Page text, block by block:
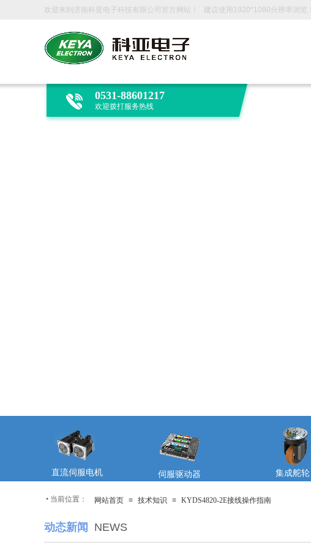
欢迎来到济南科亚电子科技有限公司官方网站！ 建议使用1920*1080分辨率浏览！
0531-88601217
欢迎拨打服务热线
集成舵轮
伺服驱动器
直流伺服电机
• 当前位置： 网站首页 ≡ 技术知识 ≡ KYDS4820-2E接线操作指南
动态新闻 NEWS